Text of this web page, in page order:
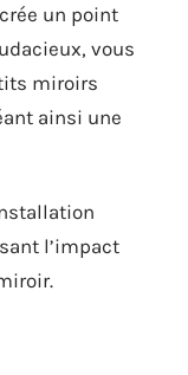
un point
vous
miroirs
ainsi une
l’impact